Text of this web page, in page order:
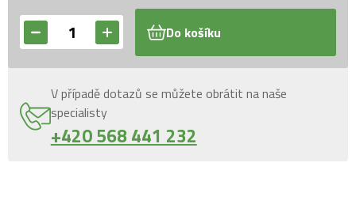
Do košíku
V případě dotazů se můžete obrátit na naše
specialisty
+420 568 441 232